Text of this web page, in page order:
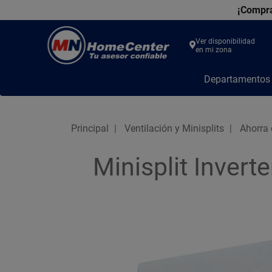
Center
Ver disponibilidad
en mi zona
Departamentos
Principal Ventilación y Minisplits Ahorra
Minisplit